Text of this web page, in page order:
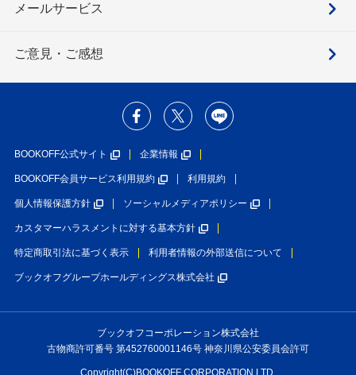
メールサービス
ご意見・ご感想
BOOKOFF公式サイト 企業情報
BOOKOFF会員サービス利用規約 利用規約
個人情報保護方針 ソーシャルメディアポリシー
カスタマーハラスメントに対する基本方針
特定商取引法に基づく表示 利用者情報の外部送信について
ブックオフグループホールディングス株式会社
ブックオフコーポレーション株式会社
古物商許可番号 第452760001146号 神奈川県公安委員会許可
Copyright(C)BOOKOFF CORPORATION LTD.